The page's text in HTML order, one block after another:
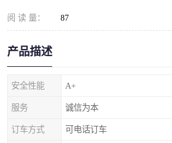
阅 读 量： 87
产品描述
安全性能 A+
服务 诚信为本
订车方式 可电话订车